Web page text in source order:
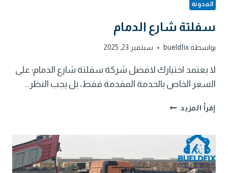
المدونة
سفلتة شارع الدمام
بواسطةbueldfix سبتمبر 23, 2025
لا يعتمد اختيارك لافضل شركة سفلتة شارع الدمام؛ على
السعر الخاص بالخدمة المقدمة فقط، بل يجب النظر…
إقرأ المزيد سفلتة